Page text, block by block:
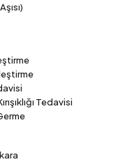
Tedavisi